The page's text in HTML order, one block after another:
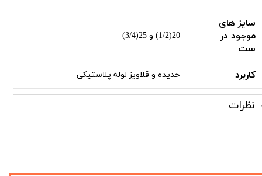
سایز های
موجود در
ست
20(1/2) و 25(3/4)
کاربرد حدیده و قلاویز لوله پلاستیکی
نظرات